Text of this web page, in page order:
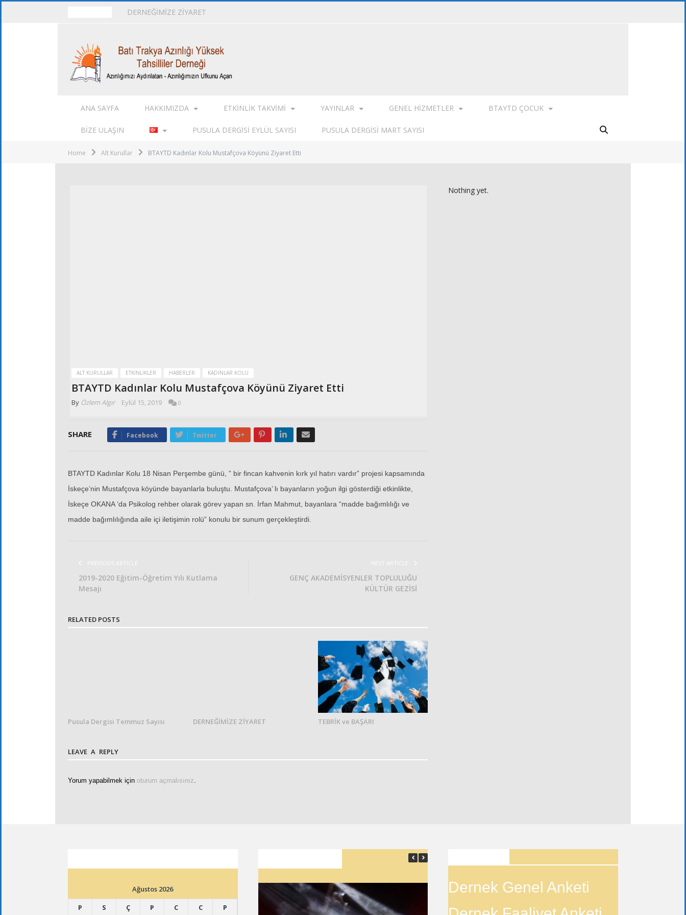
DERNEĞİMİZE ZİYARET
ANA SAYFA HAKKIMIZDA ETKINLIK TAKVIMI YAYINLAR GENEL HIZMETLER BTAYTD ÇOCUK
BIZE ULAŞIN PUSULA DERGISI EYLÜL SAYISI PUSULA DERGISI MART SAYISI
Home Alt Kurullar BTAYTD Kadınlar Kolu Mustafçova Köyünü Ziyaret Etti
ALT KURULLAR ETKINLIKLER HABERLER KADINLAR KOLU
BTAYTD Kadınlar Kolu Mustafçova Köyünü Ziyaret Etti
By Özlem Algır Eylül 15, 2019 0
SHARE Facebook Twitter Google+ PinterestLinkedIn
BTAYTD Kadınlar Kolu 18 Nisan Perşembe günü, ” bir fincan kahvenin kırk yıl hatırı vardır” projesi kapsamında
İskeçe’nin Mustafçova köyünde bayanlarla buluştu. Mustafçova’ lı bayanların yoğun ilgi gösterdiği etkinlikte,
İskeçe OKANA ‘da Psikolog rehber olarak görev yapan sn. İrfan Mahmut, bayanlara “madde bağımlılığı ve
madde bağımlılığında aile içi iletişimin rolü” konulu bir sunum gerçekleştirdi.
PREVIOUS ARTICLE
2019-2020 Eğitim-Öğretim Yılı Kutlama
Mesajı
NEXT ARTICLE
GENÇ AKADEMİSYENLER TOPLULUĞU
KÜLTÜR GEZİSİ
RELATED POSTS
Pusula Dergisi Temmuz Sayısı DERNEĞİMİZE ZİYARET TEBRİK ve BAŞARI
LEAVE A REPLY
Yorum yapabilmek için oturum açmalısınız
Nothing yet.
Ağustos 2026
P
S Ç P C C P
Dernek Genel Anketi